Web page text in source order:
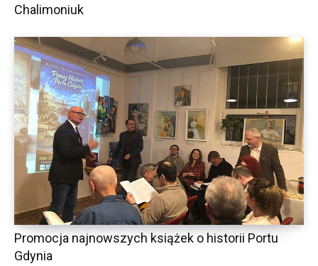
Chalimoniuk
Promocja najnowszych książek o historii Portu
Gdynia